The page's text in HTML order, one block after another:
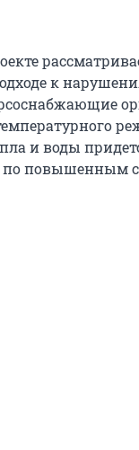
к
и воды
по повышенным